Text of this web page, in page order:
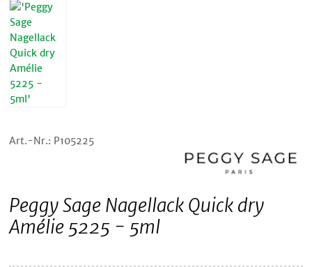
Art.-Nr.: P105225
Peggy Sage Nagellack Quick dry
Amélie 5225 - 5ml